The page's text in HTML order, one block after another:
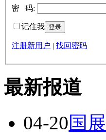
密 码:
记住我
注册新用户 找回密码
最新报道
04-20国